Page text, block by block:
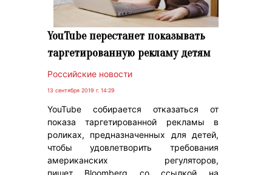
YouTube перестанет показывать
таргетированную рекламу детям
Российские новости
13 сентября 2019 г. 14:29
YouTube собирается отказаться от
показа таргетированной рекламы в
роликах, предназначенных для детей,
чтобы удовлетворить требования
американских регуляторов,
пишет Bloomberg со ссылкой на